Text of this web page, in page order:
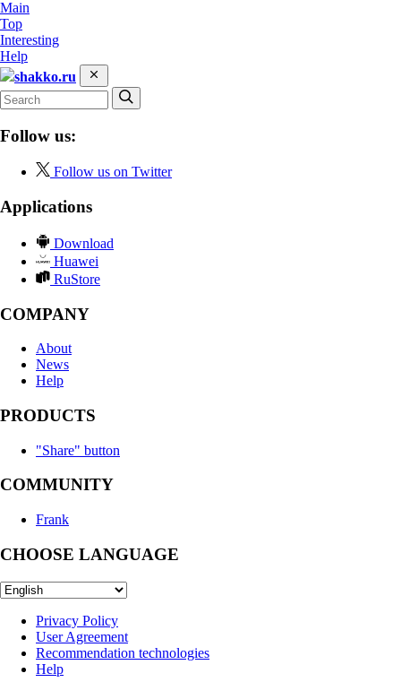
Main
Top
Interesting
Help
shakko.ru
Follow us:
Follow us on Twitter
Applications
Download
Huawei
RuStore
COMPANY
About
News
Help
PRODUCTS
"Share" button
COMMUNITY
Frank
CHOOSE LANGUAGE
Privacy Policy
User Agreement
Recommendation technologies
Help